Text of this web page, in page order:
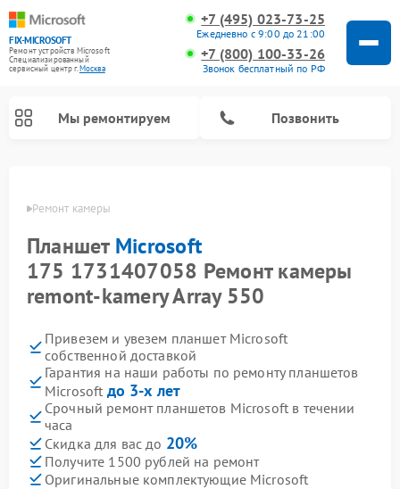
FIX-MICROSOFT
Ремонт устройств Microsoft
Специализированный
cервисный центр г.Москва
+7 (495) 023-73-25
Ежедневно с 9:00 до 21:00
+7 (800) 100-33-26
Звонок бесплатный по РФ
Мы ремонтируем Позвонить
Ремонт камеры
Планшет Microsoft
175 1731407058 Ремонт камеры
remont-kamery Array 550
Привезем и увезем планшет Microsoft
собственной доставкой
Гарантия на наши работы по ремонту планшетов
Microsoft до 3-х лет
Срочный ремонт планшетов Microsoft в течении
часа
Скидка для вас до 20%
Получите 1500 рублей на ремонт
Оригинальные комплектующие Microsoft